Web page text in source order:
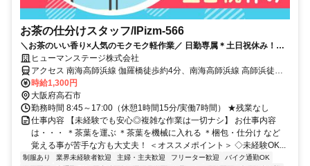
お茶の仕分けスタッフ/IPizm-566
＼お茶のいい香り×人気のモクモク軽作業／ 日勤専属＊土日祝休み！男
性活躍中☆週払いもok！
ヒューマンステージ株式会社
アクセス 南海高師浜線 伽羅橋徒歩約4分、南海高師浜線 高師浜徒歩
約7分、南海本線 高石西出口徒歩約9分 駅チカ＊南海高師浜線 伽羅橋
駅から徒歩4分 ◇車・バイク通勤もOK
時給1,300円
大阪府高石市
勤務時間 8:45～17:00（休憩1時間15分/実働7時間） ★残業なし
仕事内容 【未経験でも安心◎複雑な作業は一切ナシ】 お仕事内容
は・・・ ＊茶葉を運ぶ ＊茶葉を機械に入れる ＊梱包・仕分け など
覚える事が苦手な方も大丈夫！ ＜オススメポイント＞ ◇未経験OK...
制服あり 業界未経験者歓迎 主婦・主夫歓迎 フリーター歓迎
バイク通勤OK